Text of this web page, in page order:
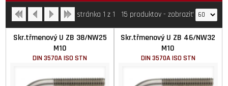
stránka 1 z 1 15 produktov- zobraziť
Skr.třmenový U ZB 38/NW25
M10
DIN 3570A ISO STN
Skr.třmenový U ZB 46/NW32
M10
DIN 3570A ISO STN